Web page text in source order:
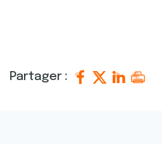
Partager :